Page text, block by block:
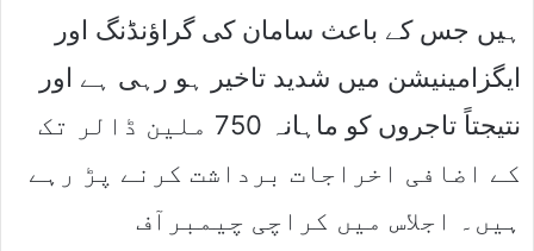
ہیں جس کے باعث سامان کی گراﺅنڈنگ اور
ایگزامینیشن میں شدید تاخیر ہو رہی ہے اور
نتیجتاً تاجروں کو ماہانہ 750 ملین ڈالر تک
کے اضافی اخراجات برداشت کرنے پڑ رہے
ہیں۔ اجلاس میں کراچی چیمبرآف